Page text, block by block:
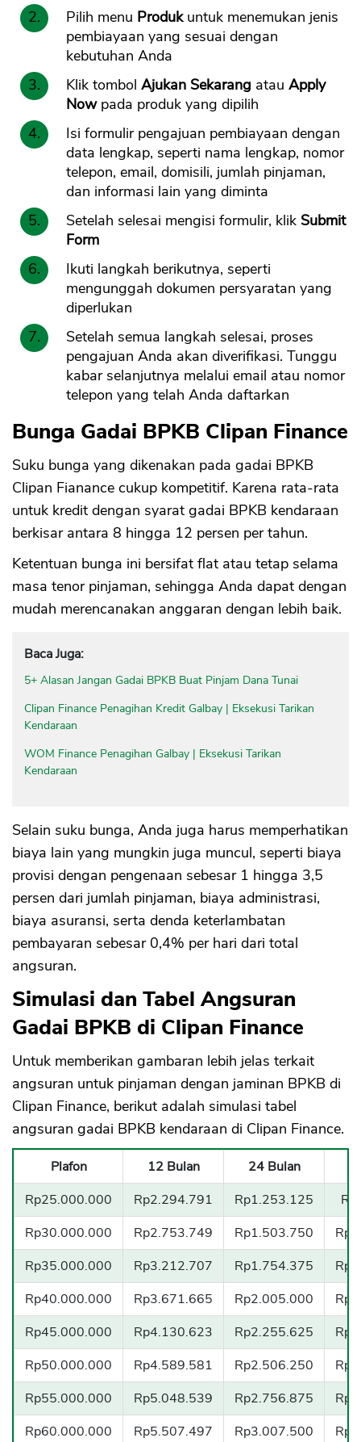
Pilih menu Produkuntuk menemukan jenis
pembiayaan yang sesuai dengan
kebutuhan Anda
Klik tombol Ajukan Sekarang atau Apply
Nowpada produk yang dipilih
Isi formulir pengajuan pembiayaan dengan
data lengkap, seperti nama lengkap, nomor
telepon, email, domisili, jumlah pinjaman,
dan informasi lain yang diminta
Setelah selesai mengisi formulir, klik Submit
Form
Ikuti langkah berikutnya, seperti
mengunggah dokumen persyaratan yang
diperlukan
Setelah semua langkah selesai, proses
pengajuan Anda akan diverifikasi. Tunggu
kabar selanjutnya melalui email atau nomor
telepon yang telah Anda daftarkan
Bunga Gadai BPKB Clipan Finance
Suku bunga yang dikenakan pada gadai BPKB
Clipan Fianance cukup kompetitif. Karena rata-rata
untuk kredit dengan syarat gadai BPKB kendaraan
berkisar antara 8 hingga 12 persen per tahun.
Ketentuan bunga ini bersifat flat atau tetap selama
masa tenor pinjaman, sehingga Anda dapat dengan
mudah merencanakan anggaran dengan lebih baik.
Baca Juga:
5+ Alasan Jangan Gadai BPKB Buat Pinjam Dana Tunai
Clipan Finance Penagihan Kredit Galbay | Eksekusi Tarikan
Kendaraan
WOM Finance Penagihan Galbay | Eksekusi Tarikan
Kendaraan
Selain suku bunga, Anda juga harus memperhatikan
biaya lain yang mungkin juga muncul, seperti biaya
provisi dengan pengenaan sebesar 1 hingga 3,5
persen dari jumlah pinjaman, biaya administrasi,
biaya asuransi, serta denda keterlambatan
pembayaran sebesar 0,4% per hari dari total
angsuran.
Simulasi dan Tabel Angsuran
Gadai BPKB di Clipan Finance
Untuk memberikan gambaran lebih jelas terkait
angsuran untuk pinjaman dengan jaminan BPKB di
Clipan Finance, berikut adalah simulasi tabel
angsuran gadai BPKB kendaraan di Clipan Finance.
Plafon 12 Bulan 24 Bulan
Rp25.000.000
Rp2.294.791 Rp1.253.125
Rp30.000.000
Rp2.753.749 Rp1.503.750
Rp35.000.000
Rp3.212.707 Rp1.754.375
Rp40.000.000
Rp3.671.665 Rp2.005.000
Rp45.000.000
Rp4.130.623 Rp2.255.625
Rp50.000.000
Rp4.589.581 Rp2.506.250
Rp55.000.000
Rp5.048.539 Rp2.756.875
Rp60.000.000
Rp5.507.497 Rp3.007.500